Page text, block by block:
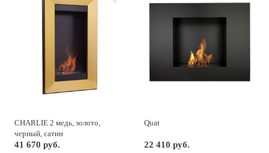
CHARLIE 2 медь, золото,
черный, сатин
41 670 руб.
Quat
22 410 руб.